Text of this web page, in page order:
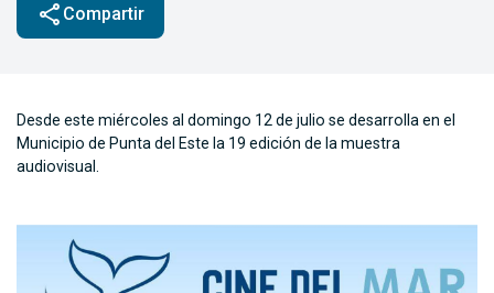
share Compartir
Desde este miércoles al domingo 12 de julio se desarrolla en el
Municipio de Punta del Este la 19 edición de la muestra
audiovisual.